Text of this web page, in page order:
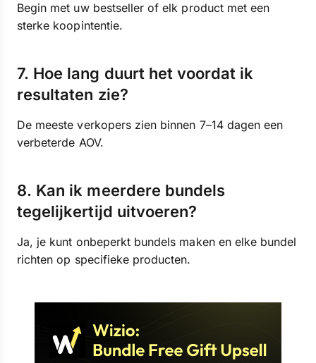
Begin met uw bestseller of elk product met een
sterke koopintentie.
7. Hoe lang duurt het voordat ik
resultaten zie?
De meeste verkopers zien binnen 7–14 dagen een
verbeterde AOV.
8. Kan ik meerdere bundels
tegelijkertijd uitvoeren?
Ja, je kunt onbeperkt bundels maken en elke bundel
richten op specifieke producten.